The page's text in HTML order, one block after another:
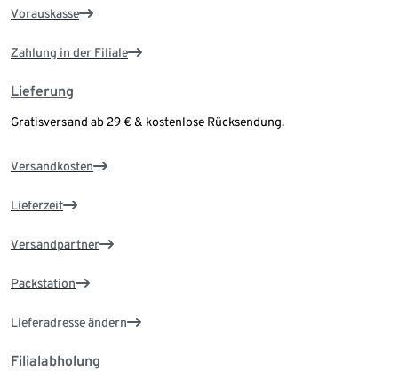
Vorauskasse
Zahlung in der Filiale
Lieferung
Gratisversand ab 29 € & kostenlose Rücksendung.
Versandkosten
Lieferzeit
Versandpartner
Packstation
Lieferadresse ändern
Filialabholung